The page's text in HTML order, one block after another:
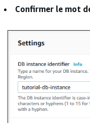
Confirmer le mot